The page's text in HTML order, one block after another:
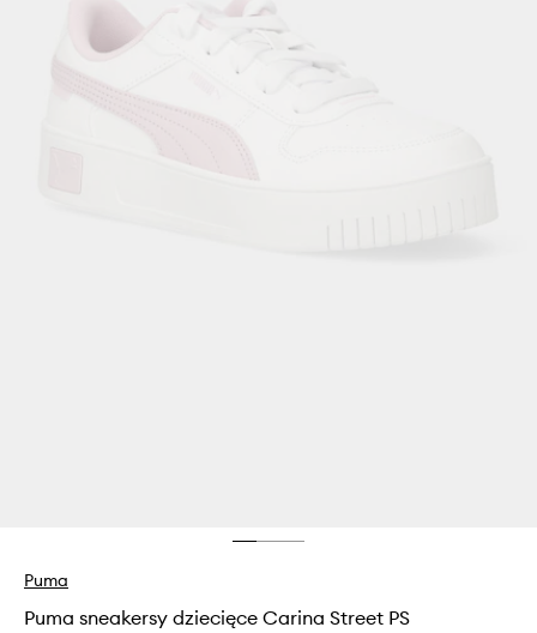
Puma
Puma sneakersy dziecięce Carina Street PS